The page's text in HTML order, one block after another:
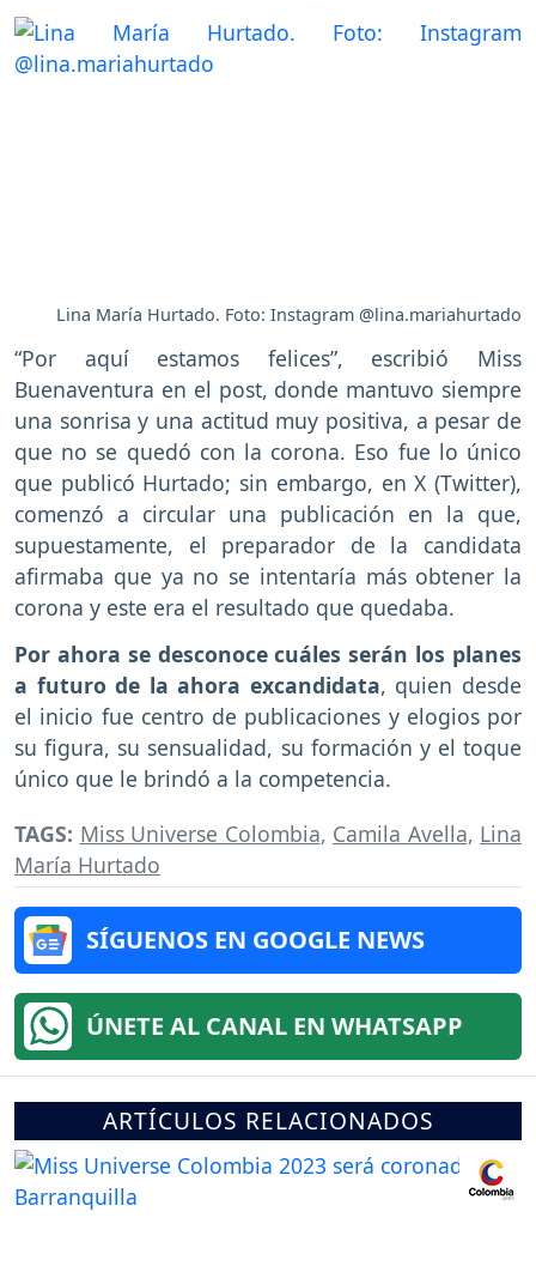
Lina María Hurtado. Foto: Instagram @lina.mariahurtado
“Por aquí estamos felices”, escribió Miss
Buenaventura en el post, donde mantuvo siempre
una sonrisa y una actitud muy positiva, a pesar de
que no se quedó con la corona. Eso fue lo único
que publicó Hurtado; sin embargo, en X (Twitter),
comenzó a circular una publicación en la que,
supuestamente, el preparador de la candidata
afirmaba que ya no se intentaría más obtener la
corona y este era el resultado que quedaba.
Por ahora se desconoce cuáles serán los planes
a futuro de la ahora excandidata, quien desde
el inicio fue centro de publicaciones y elogios por
su figura, su sensualidad, su formación y el toque
único que le brindó a la competencia.
TAGS: Miss Universe Colombia, Camila Avella, Lina
María Hurtado
SÍGUENOS EN GOOGLE NEWS
ÚNETE AL CANAL EN WHATSAPP
ARTÍCULOS RELACIONADOS